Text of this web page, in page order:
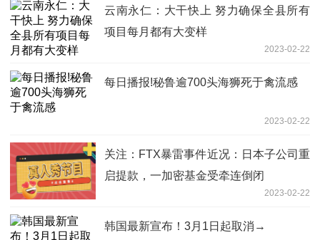
云南永仁：大干快上 努力确保全县所有
项目每月都有大变样
2023-02-22
每日播报!秘鲁逾700头海狮死于禽流感
2023-02-22
关注：FTX暴雷事件近况：日本子公司重
启提款，一加密基金受牵连倒闭
2023-02-22
韩国最新宣布！3月1日起取消→